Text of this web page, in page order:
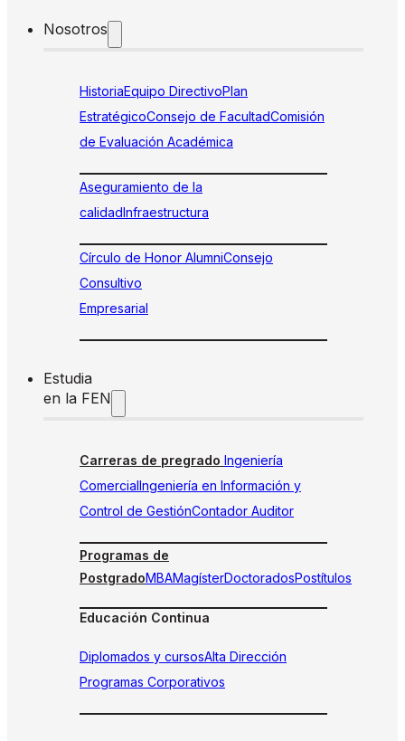
Nosotros
HistoriaEquipo DirectivoPlan
EstratégicoConsejo de FacultadComisión
de Evaluación Académica
Aseguramiento de la
calidadInfraestructura
Círculo de Honor AlumniConsejo
Consultivo
Empresarial
Estudia
en la FEN
Carreras de pregrado Ingeniería
ComercialIngeniería en Información y
Control de GestiónContador Auditor
Programas de
PostgradoMBAMagísterDoctoradosPostítulos
Educación Continua
Diplomados y cursosAlta Dirección
Programas Corporativos